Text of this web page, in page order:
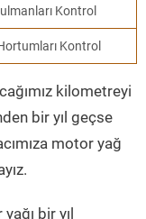
Kontrol
Kontrol
kilometreyi
bir yıl geçse
motor yağ
bir yıl